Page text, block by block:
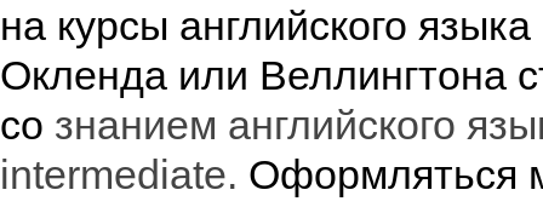
на курсы английского
Окленда или Веллингтона
со знанием английского
intermediate. Оформляться